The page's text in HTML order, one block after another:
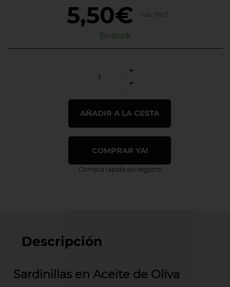
5,50€ iva incl.
En stock
AÑADIR A LA CESTA
COMPRAR YA!
Compra rápida sin registro
Descripción
Sardinillas en Aceite de Oliva